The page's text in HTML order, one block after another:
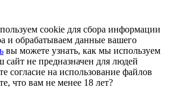
cookie для сбора информации
и обрабатываем данные вашего
вы можете узнать, как мы используем
не предназначен для людей
согласие на использование файлов
что вам не менее 18 лет?